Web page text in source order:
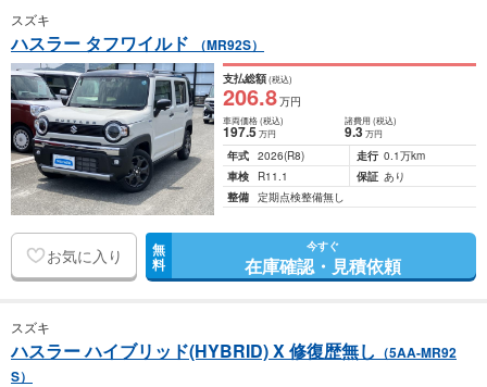
スズキ
ハスラー タフワイルド （MR92S）
支払総額(税込)
206.8万円
車両価格(税込)
197.5万円
諸費用 (税込)
9.3 万円
年式 2026(R8) 走行 0.1万km
車検
R11.1 保証 あり
整備 定期点検整備無し
お気に入り 無
料
今すぐ
在庫確認・見積依頼
スズキ
ハスラー ハイブリッド(HYBRID) X 修復歴無し （5AA-MR92
S）